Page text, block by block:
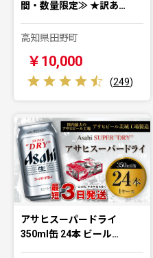
間・数量限定≫ ★訳あ…
高知県田野町
￥10,000
(249)
アサヒスーパードライ
350ml缶 24本 ビール…